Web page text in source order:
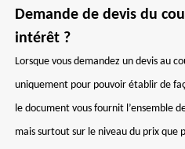
Demande de devis du
intérêt ?
Lorsque vous demandez un devis au
uniquement pour pouvoir établir de
le document vous fournit l’ensemble
mais surtout sur le niveau du prix que